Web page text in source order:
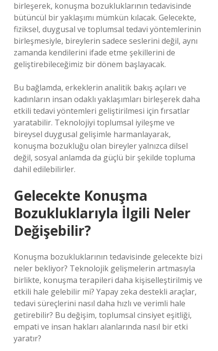
birleşerek, konuşma bozukluklarının tedavisinde
bütüncül bir yaklaşımı mümkün kılacak. Gelecekte,
fiziksel, duygusal ve toplumsal tedavi yöntemlerinin
birleşmesiyle, bireylerin sadece seslerini değil, aynı
zamanda kendilerini ifade etme şekillerini de
geliştirebileceğimiz bir dönem başlayacak.
Bu bağlamda, erkeklerin analitik bakış açıları ve
kadınların insan odaklı yaklaşımları birleşerek daha
etkili tedavi yöntemleri geliştirilmesi için fırsatlar
yaratabilir. Teknolojiyi toplumsal iyileşme ve
bireysel duygusal gelişimle harmanlayarak,
konuşma bozukluğu olan bireyler yalnızca dilsel
değil, sosyal anlamda da güçlü bir şekilde topluma
dahil edilebilirler.
Gelecekte Konuşma
Bozukluklarıyla İlgili Neler
Değişebilir?
Konuşma bozukluklarının tedavisinde gelecekte bizi
neler bekliyor? Teknolojik gelişmelerin artmasıyla
birlikte, konuşma terapileri daha kişiselleştirilmiş ve
etkili hale gelebilir mi? Yapay zeka destekli araçlar,
tedavi süreçlerini nasıl daha hızlı ve verimli hale
getirebilir? Bu değişim, toplumsal cinsiyet eşitliği,
empati ve insan hakları alanlarında nasıl bir etki
yaratır?